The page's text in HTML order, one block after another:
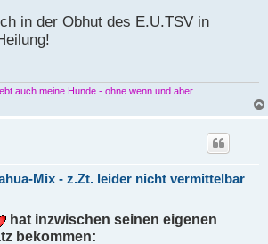
in der Obhut des E.U.TSV in
auch meine Hunde - ohne wenn und aber...............
Mix - z.Zt. leider nicht vermittelbar
hat inzwischen seinen eigenen
bekommen: